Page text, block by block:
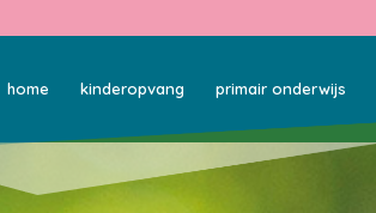
home kinderopvang primair onderwijs